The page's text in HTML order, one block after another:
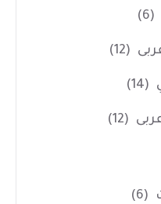
(6)
(12)
(14)
(12)
(6)